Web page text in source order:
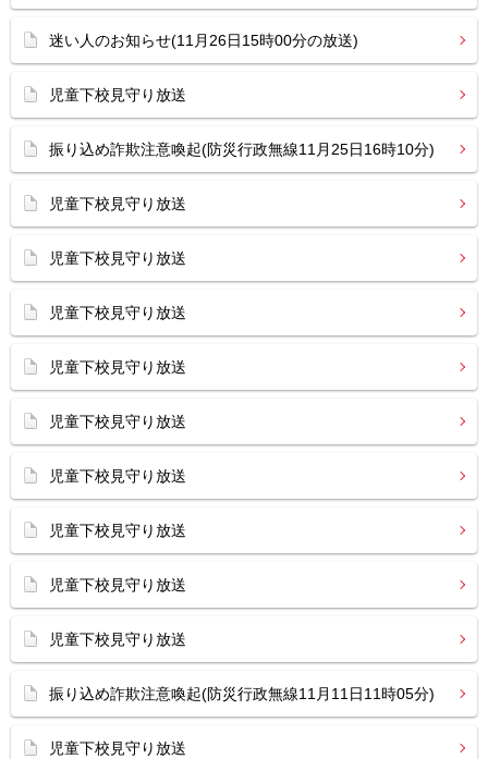
迷い人のお知らせ(11月26日15時00分の放送)
児童下校見守り放送
振り込め詐欺注意喚起(防災行政無線11月25日16時10分)
児童下校見守り放送
児童下校見守り放送
児童下校見守り放送
児童下校見守り放送
児童下校見守り放送
児童下校見守り放送
児童下校見守り放送
児童下校見守り放送
児童下校見守り放送
振り込め詐欺注意喚起(防災行政無線11月11日11時05分)
児童下校見守り放送